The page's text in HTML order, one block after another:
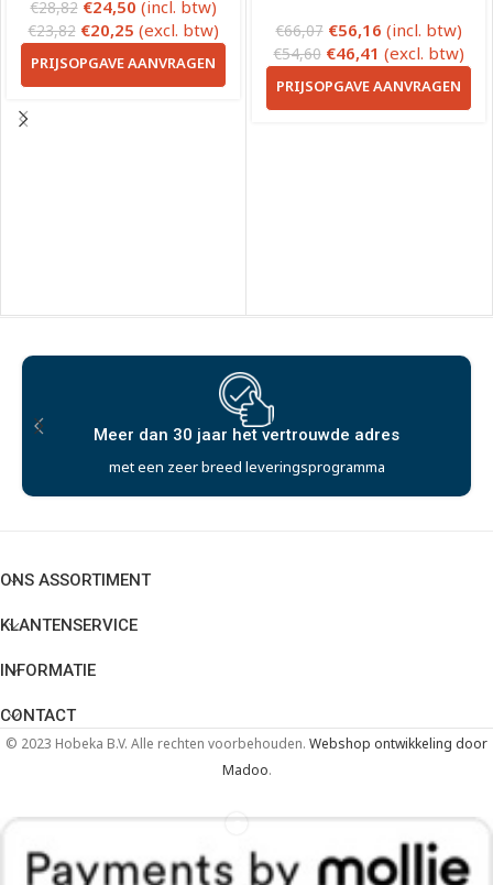
€28,82 €24,50 (incl. btw)
€23,82 €20,25 (excl. btw)
PRIJSOPGAVE AANVRAGEN
€66,07 €56,16 (incl. btw)
€54,60 €46,41 (excl. btw)
PRIJSOPGAVE AANVRAGEN
Meer dan 30 jaar het vertrouwde adres
met een zeer breed leveringsprogramma
ONS ASSORTIMENT
KLANTENSERVICE
INFORMATIE
CONTACT
© 2023 Hobeka B.V. Alle rechten voorbehouden. Webshop ontwikkeling door
Madoo.